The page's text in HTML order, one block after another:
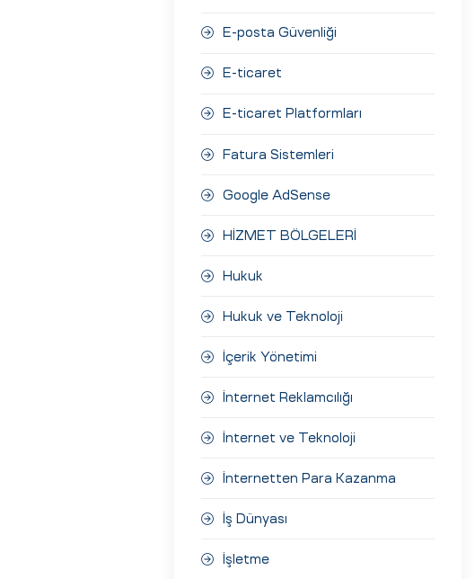
E-posta Güvenliği
E-ticaret
E-ticaret Platformları
Fatura Sistemleri
Google AdSense
HİZMET BÖLGELERİ
Hukuk
Hukuk ve Teknoloji
İçerik Yönetimi
İnternet Reklamcılığı
İnternet ve Teknoloji
İnternetten Para Kazanma
İş Dünyası
İşletme